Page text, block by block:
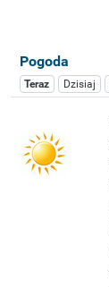
Pogoda
Teraz Dzisiaj